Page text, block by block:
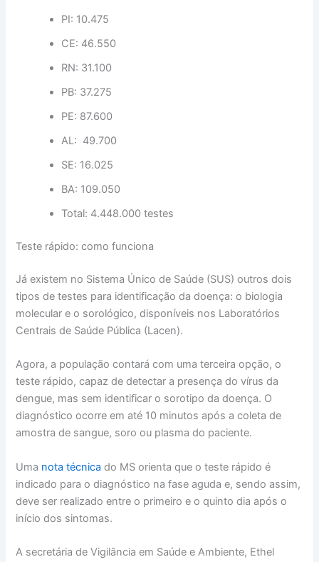
PI: 10.475
CE: 46.550
RN: 31.100
PB: 37.275
PE: 87.600
AL: 49.700
SE: 16.025
BA: 109.050
Total: 4.448.000 testes
Teste rápido: como funciona
Já existem no Sistema Único de Saúde (SUS) outros dois
tipos de testes para identificação da doença: o biologia
molecular e o sorológico, disponíveis nos Laboratórios
Centrais de Saúde Pública (Lacen).
Agora, a população contará com uma terceira opção, o
teste rápido, capaz de detectar a presença do vírus da
dengue, mas sem identificar o sorotipo da doença. O
diagnóstico ocorre em até 10 minutos após a coleta de
amostra de sangue, soro ou plasma do paciente.
Uma nota técnica do MS orienta que o teste rápido é
indicado para o diagnóstico na fase aguda e, sendo assim,
deve ser realizado entre o primeiro e o quinto dia após o
início dos sintomas.
A secretária de Vigilância em Saúde e Ambiente, Ethel